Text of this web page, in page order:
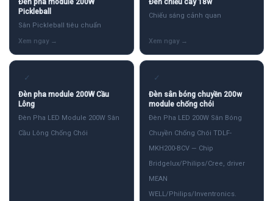
Đèn pha module 200W
Pickleball
Sân Pickleball tiêu chuẩn
Đèn chiếu cây 18w
Chiếu sáng cảnh quan
✓
Đèn pha module 200W Cầu
Lông
Đèn Pha LED Module 200W Sân
Cầu Lông Chống Chói
✓
Đèn sân bóng chuyền 200w
module chống chói
Đèn Pha LED 200W Sân Bóng
Chuyền Chống Chói TDLF-
MKH200-BCV — Chip
Bridgelux/Philips/Cree, driver
MEAN
WELL/Philips/Inventronics.